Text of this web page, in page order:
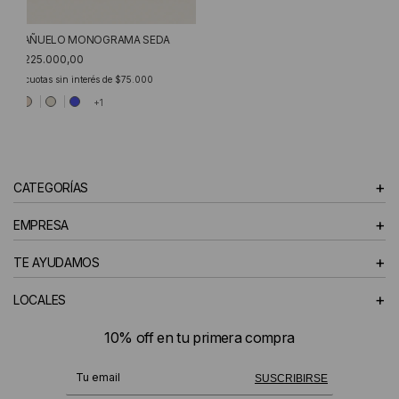
PAÑUELO MONOGRAMA SEDA
$225.000,00
cuotas sin interés de $75.000
+1
CATEGORÍAS +
EMPRESA +
TE AYUDAMOS +
LOCALES +
10% off en tu primera compra
SUSCRIBIRSE
¡Te suscribiste exitosamente!